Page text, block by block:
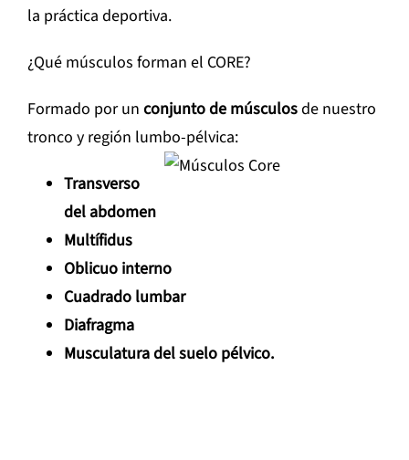
la práctica deportiva.
¿Qué músculos forman el CORE?
Formado por un conjunto de músculosde nuestro
tronco y región lumbo-pélvica:
Transverso
del abdomen
Multífidus
Oblicuo interno
Cuadrado lumbar
Diafragma
Musculatura del suelo pélvico.